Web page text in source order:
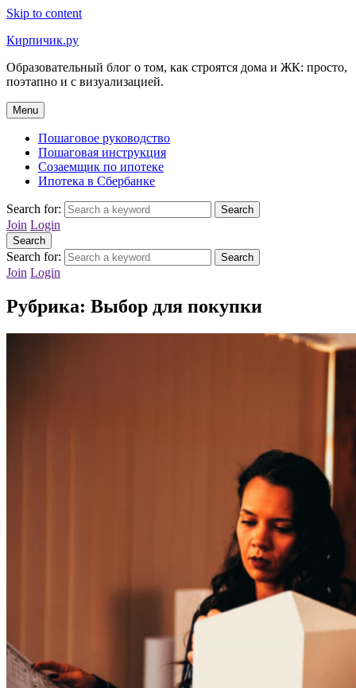
Skip to content
Кирпичик.ру
Образовательный блог о том, как строятся дома и ЖК: просто,
поэтапно и с визуализацией.
Menu
Пошаговое руководство
Пошаговая инструкция
Созаемщик по ипотеке
Ипотека в Сбербанке
Search for: Search
Join Login
Search
Search for: Search
Join Login
Рубрика: Выбор для покупки